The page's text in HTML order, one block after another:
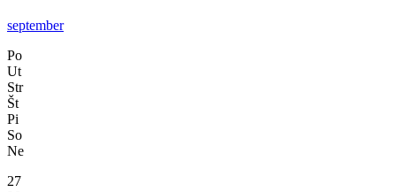
september
Po
Ut
Str
Št
Pi
So
Ne
27